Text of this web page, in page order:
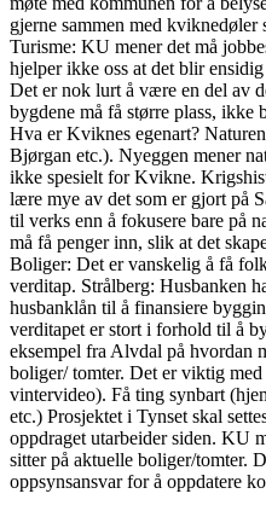
gjerne sammen med kviknedøler
Turisme: KU mener det må
hjelper ikke oss at det blir
Det er nok lurt å være en del av
bygdene må få større plass, ikke
Hva er Kviknes egenart?
Bjørgan etc.). Nyeggen mener
ikke spesielt for Kvikne.
lære mye av det som er gjort på
til verks enn å fokusere bare på
må få penger inn, slik at det
Boliger: Det er vanskelig å få
verditap. Strålberg: Husbanken
husbanklån til å finansiere
verditapet er stort i forhold til å
eksempel fra Alvdal på hvordan
boliger/ tomter. Det er viktig
vintervideo). Få ting synbart
etc.) Prosjektet i Tynset skal
oppdraget utarbeider siden. KU
sitter på aktuelle boliger/tomter.
oppsynsansvar for å oppdatere